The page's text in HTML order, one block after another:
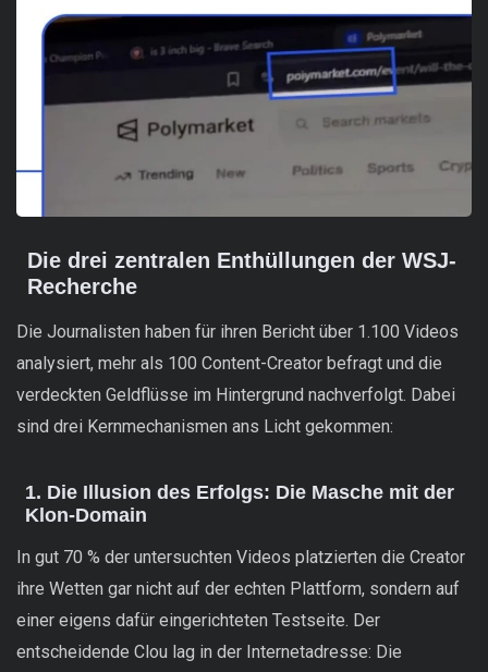
Die drei zentralen Enthüllungen der WSJ-
Recherche
Die Journalisten haben für ihren Bericht über 1.100 Videos
analysiert, mehr als 100 Content-Creator befragt und die
verdeckten Geldflüsse im Hintergrund nachverfolgt. Dabei
sind drei Kernmechanismen ans Licht gekommen:
1. Die Illusion des Erfolgs: Die Masche mit der
Klon-Domain
In gut 70 % der untersuchten Videos platzierten die Creator
ihre Wetten gar nicht auf der echten Plattform, sondern auf
einer eigens dafür eingerichteten Testseite. Der
entscheidende Clou lag in der Internetadresse: Die